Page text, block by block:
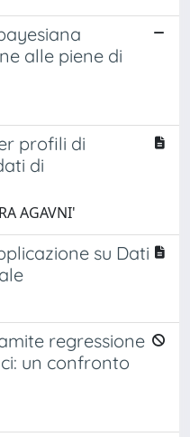
alle piene di
profili di
di
AGAVNI'
su Dati
regressione
un confronto